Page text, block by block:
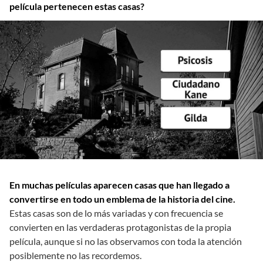
película pertenecen estas casas?
En muchas películas aparecen casas que han llegado a
convertirse en todo un emblema de la historia del cine.
Estas casas son de lo más variadas y con frecuencia se
convierten en las verdaderas protagonistas de la propia
película, aunque si no las observamos con toda la atención
posiblemente no las recordemos.